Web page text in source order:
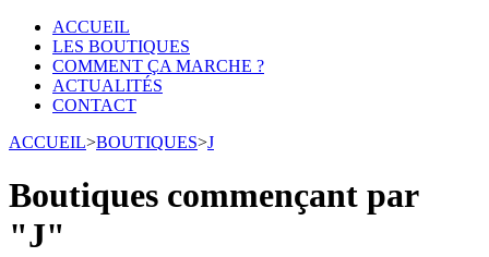
ACCUEIL
LES BOUTIQUES
COMMENT ÇA MARCHE ?
ACTUALITÉS
CONTACT
ACCUEIL>BOUTIQUES>J
Boutiques commençant par
"J"